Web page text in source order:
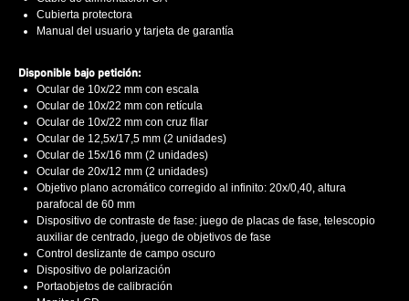
Cubierta protectora
Manual del usuario y tarjeta de garantía
Disponible bajo petición:
Ocular de 10x/22 mm con escala
Ocular de 10x/22 mm con retícula
Ocular de 10x/22 mm con cruz filar
Ocular de 12,5x/17,5 mm (2 unidades)
Ocular de 15x/16 mm (2 unidades)
Ocular de 20x/12 mm (2 unidades)
Objetivo plano acromático corregido al infinito: 20x/0,40, altura
parafocal de 60 mm
Dispositivo de contraste de fase: juego de placas de fase, telescopio
auxiliar de centrado, juego de objetivos de fase
Control deslizante de campo oscuro
Dispositivo de polarización
Portaobjetos de calibración